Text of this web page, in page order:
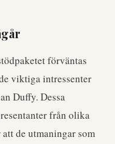
förväntas
viktiga intressenter
Duffy. Dessa
från olika
de utmaningar som